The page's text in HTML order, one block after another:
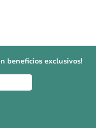
beneficios exclusivos!